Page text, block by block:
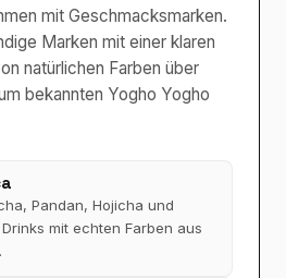
mit Geschmacksmarken.
Marken mit einer klaren
natürlichen Farben über
bekannten Yogho Yogho
Pandan, Hojicha und
mit echten Farben aus